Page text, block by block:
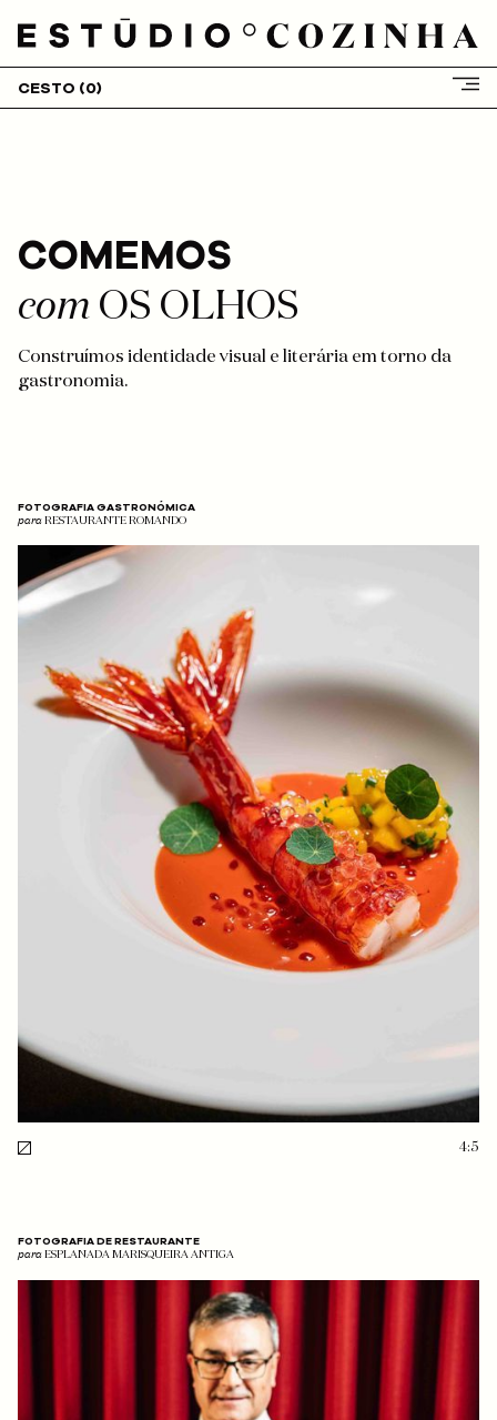
CESTO (0)
HOME
SERVIÇOS
PROJETOS
BLOG
COMEMOS
com OS OLHOS
Construímos identidade visual e literária em torno da
gastronomia.
FOTOGRAFIA GASTRONÓMICA
para RESTAURANTE ROMANDO
4:5
FOTOGRAFIA DE RESTAURANTE
para ESPLANADA MARISQUEIRA ANTIGA